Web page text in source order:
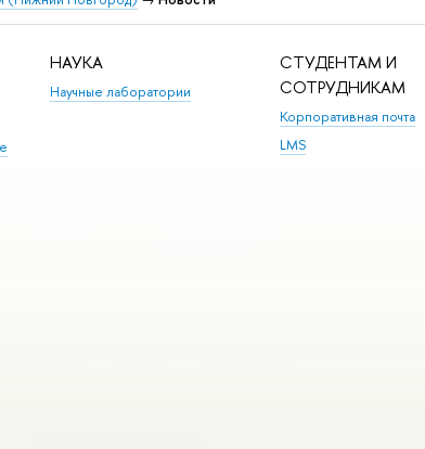
НАУКА
Научные лаборатории
СТУДЕНТАМ И
СОТРУДНИКАМ
Корпоративная почта
LMS